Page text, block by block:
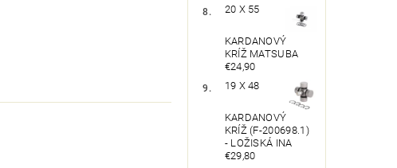
20 X 55
KARDANOVÝ
KRÍŽ MATSUBA
€24,90
19 X 48
KARDANOVÝ
KRÍŽ (F-200698.1)
- LOŽISKÁ INA
€29,80